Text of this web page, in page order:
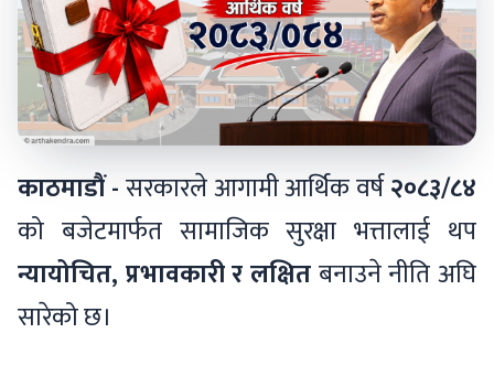
काठमाडौं -सरकारले आगामी आर्थिक वर्ष२०८३/८४
को बजेटमार्फत सामाजिक सुरक्षा भत्तालाई थप
न्यायोचित, प्रभावकारी र लक्षितबनाउने नीति अघि
सारेको छ।